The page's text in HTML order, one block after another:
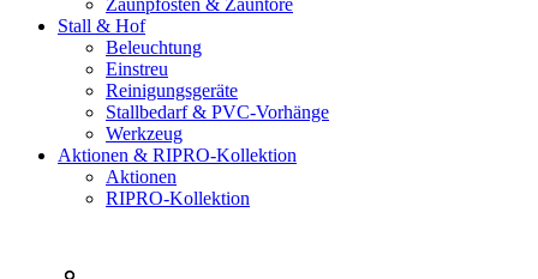
Zaunpfosten & Zauntore
Stall & Hof
Beleuchtung
Einstreu
Reinigungsgeräte
Stallbedarf & PVC-Vorhänge
Werkzeug
Aktionen & RIPRO-Kollektion
Aktionen
RIPRO-Kollektion